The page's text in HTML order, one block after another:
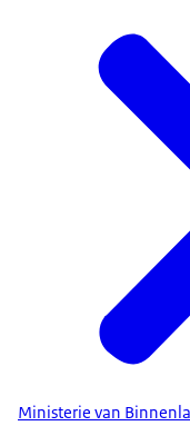
Ministerie van